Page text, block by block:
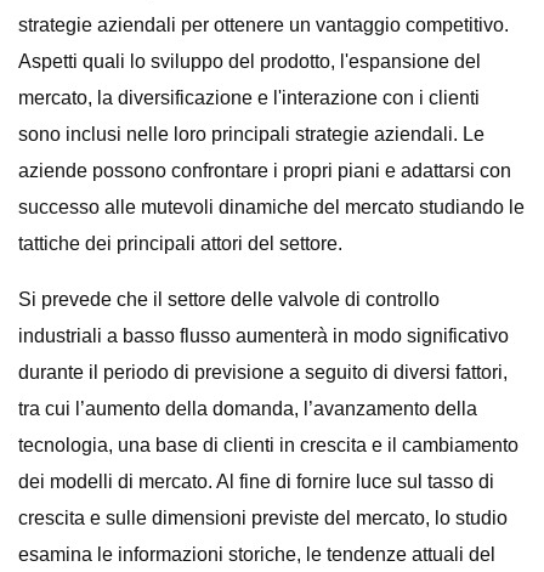
strategie aziendali per ottenere un vantaggio competitivo.
Aspetti quali lo sviluppo del prodotto, l'espansione del
mercato, la diversificazione e l'interazione con i clienti
sono inclusi nelle loro principali strategie aziendali. Le
aziende possono confrontare i propri piani e adattarsi con
successo alle mutevoli dinamiche del mercato studiando le
tattiche dei principali attori del settore.
Si prevede che il settore delle valvole di controllo
industriali a basso flusso aumenterà in modo significativo
durante il periodo di previsione a seguito di diversi fattori,
tra cui l’aumento della domanda, l’avanzamento della
tecnologia, una base di clienti in crescita e il cambiamento
dei modelli di mercato. Al fine di fornire luce sul tasso di
crescita e sulle dimensioni previste del mercato, lo studio
esamina le informazioni storiche, le tendenze attuali del